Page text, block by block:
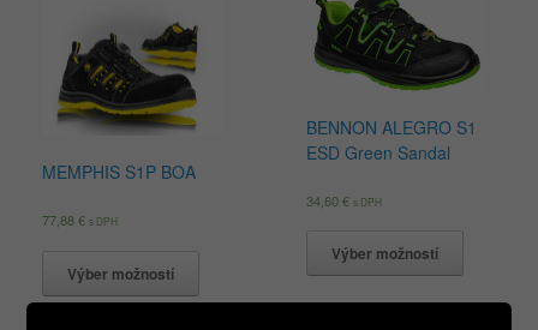
MEMPHIS S1P BOA
77,88€ s DPH
Výber možností
BENNON ALEGRO S1
ESD Green Sandal
34,60€ s DPH
Výber možností